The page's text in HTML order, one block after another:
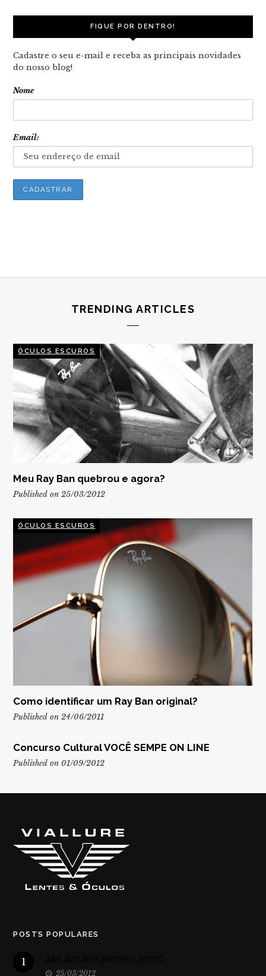
FIQUE POR DENTRO!
Cadastre o seu e-mail e receba as principais novidades
do nosso blog!
Nome
Email:
TRENDING ARTICLES
ÓCULOS ESCUROS
Meu Ray Ban quebrou e agora?
Published on 25/03/2012
ÓCULOS ESCUROS
Como identificar um Ray Ban original?
Published on 24/06/2011
Concurso Cultural VOCÊ SEMPE ON LINE
Published on 01/09/2012
POSTS POPULARES
1
25/03/2012